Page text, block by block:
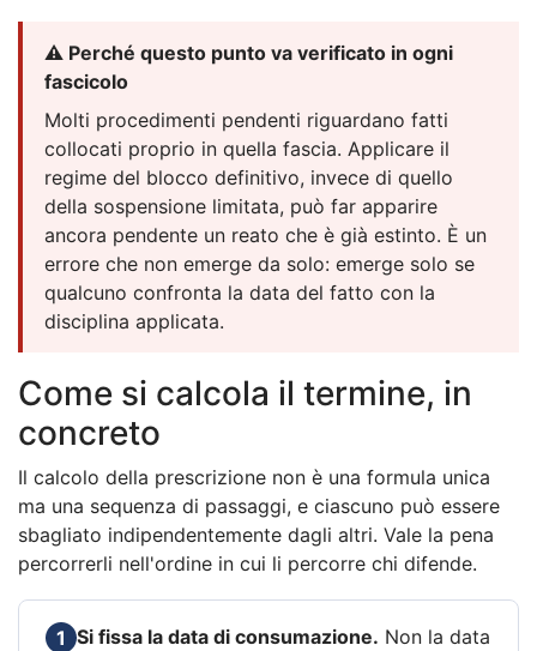
⚠️ Perché questo punto va verificato in ogni
fascicolo
Molti procedimenti pendenti riguardano fatti
collocati proprio in quella fascia. Applicare il
regime del blocco definitivo, invece di quello
della sospensione limitata, può far apparire
ancora pendente un reato che è già estinto. È un
errore che non emerge da solo: emerge solo se
qualcuno confronta la data del fatto con la
disciplina applicata.
Come si calcola il termine, in
concreto
Il calcolo della prescrizione non è una formula unica
ma una sequenza di passaggi, e ciascuno può essere
sbagliato indipendentemente dagli altri. Vale la pena
percorrerli nell'ordine in cui li percorre chi difende.
1 Si fissa la data di consumazione. Non la data